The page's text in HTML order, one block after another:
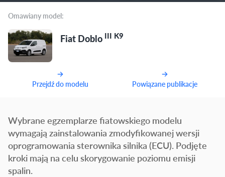
Omawiany model:
Fiat Doblo III K9
Przejdź do modelu Powiązane publikacje
Wybrane egzemplarze fiatowskiego modelu
wymagają zainstalowania zmodyfikowanej wersji
oprogramowania sterownika silnika (ECU). Podjęte
kroki mają na celu skorygowanie poziomu emisji
spalin.